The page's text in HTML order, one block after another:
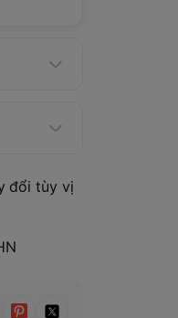
đổi tùy vị